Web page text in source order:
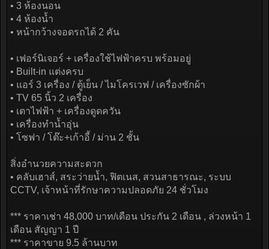
• 3 ห้องนอน
• 4 ห้องน้ำ
• หน้ากว้างจอดรถได้ 2 คัน
• เฟอร์นิเจอร์ + เครื่องใช้ไฟฟ้าครบ พร้อมอยู่
• Built-in แต่งครบ
• แอร์ 3 เครื่อง / ตู้เย็น / ไมโครเวฟ / เครื่องซักผ้า
• TV 65 นิ้ว 2 เครื่อง
• เตาไฟฟ้า + เครื่องดูดควัน
• เครื่องทำน้ำอุ่น
• โซฟา / โต๊ะ+เก้าอี้ / ม่าน 2 ชั้น
สิ่งอำนวยความสะดวก
• คลับเฮาส์, สระว่ายน้ำ, ฟิตเนส, สวนสาธารณะ, ระบบ
CCTV, เจ้าหน้าที่รักษาความปลอดภัย 24 ชั่วโมง
*** ราคาเช่า 48,000 บาท/เดือน ประกัน 2 เดือน , ล่วงหน้า 1
เดือน สัญญา 1 ปี
*** ราคาขาย 9.5 ล้านบาท